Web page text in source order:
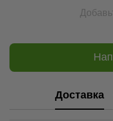
Доставка